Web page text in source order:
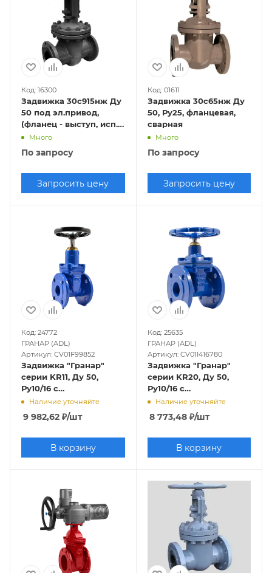
Код: 16300
Задвижка 30с915нж Ду
50 под эл.привод,
(фланец - выступ, исп.2
; по ГОСТ 33259-2015
Много
По запросу
Запросить цену
Код: 01611
Задвижка 30с65нж Ду
50, Ру25, фланцевая,
сварная
Много
По запросу
Запросить цену
Код: 24772
ГРАНАР (ADL)
Артикул: CV01F99852
Задвижка "Гранар"
серии KR11, Ду 50,
Ру10/16 с
обрезиненным клином
Наличие уточняйте
9 982,62 ₽/шт
В корзину
Код: 25635
ГРАНАР (ADL)
Артикул: CV01I416780
Задвижка "Гранар"
серии KR20, Ду 50,
Ру10/16 с
обрезиненным клином
Наличие уточняйте
8 773,48₽/шт
В корзину